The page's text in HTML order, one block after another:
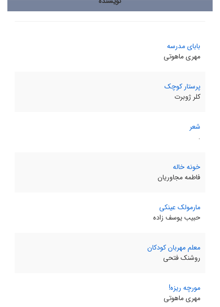
بابای مدرسه
مهری ماهوتی
پرستار کوچک
کلر ژوبرت
شعر
.
خونه خاله
فاطمه مجاوریان
مارمولک عینکی
حبیب یوسف زاده
معلم مهربان کودکان
روشنک فتحی
مورچه ریزه!
مهری ماهوتی